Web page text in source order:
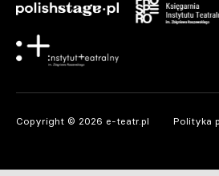
Copyright © 2026 e-teatr.pl Polityka